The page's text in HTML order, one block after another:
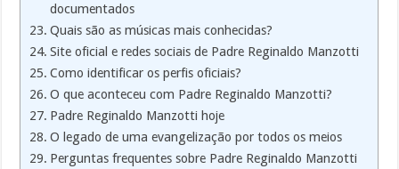
documentados
Quais são as músicas mais conhecidas?
Site oficial e redes sociais de Padre Reginaldo Manzotti
Como identificar os perfis oficiais?
O que aconteceu com Padre Reginaldo Manzotti?
Padre Reginaldo Manzotti hoje
O legado de uma evangelização por todos os meios
Perguntas frequentes sobre Padre Reginaldo Manzotti